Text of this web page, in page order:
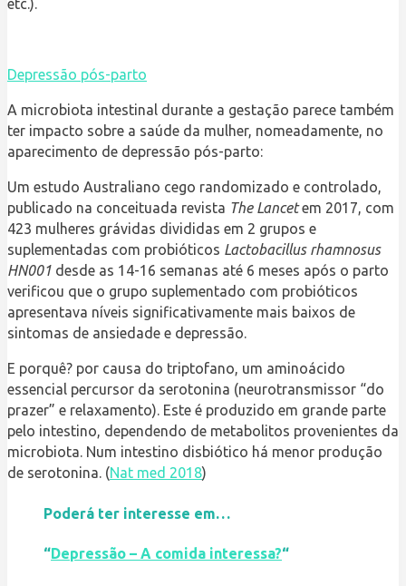
etc.).
Depressão pós-parto
A microbiota intestinal durante a gestação parece também
ter impacto sobre a saúde da mulher, nomeadamente, no
aparecimento de depressão pós-parto:
Um estudo Australiano cego randomizado e controlado,
publicado na conceituada revista The Lancetem 2017, com
423 mulheres grávidas divididas em 2 grupos e
suplementadas com probióticos Lactobacillus rhamnosus
HN001 desde as 14-16 semanas até 6 meses após o parto
verificou que o grupo suplementado com probióticos
apresentava níveis significativamente mais baixos de
sintomas de ansiedade e depressão.
E porquê? por causa do triptofano, um aminoácido
essencial percursor da serotonina (neurotransmissor “do
prazer” e relaxamento). Este é produzido em grande parte
pelo intestino, dependendo de metabolitos provenientes da
microbiota. Num intestino disbiótico há menor produção
de serotonina. (Nat med 2018)
Poderá ter interesse em…
“Depressão – A comida interessa?“